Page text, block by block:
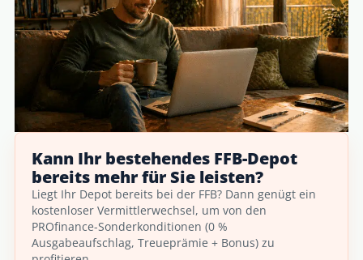
Kann Ihr bestehendes FFB-Depot
bereits mehr für Sie leisten?
Liegt Ihr Depot bereits bei der FFB? Dann genügt ein
kostenloser Vermittlerwechsel, um von den
PROfinance-Sonderkonditionen (0 %
Ausgabeaufschlag, Treueprämie + Bonus) zu